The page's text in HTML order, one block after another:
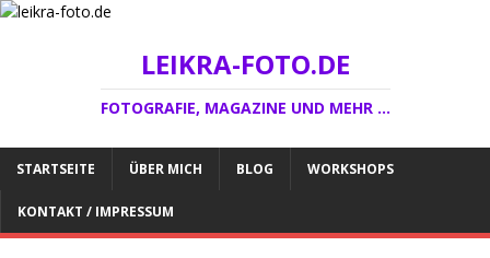
LEIKRA-FOTO.DE
FOTOGRAFIE, MAGAZINE UND MEHR ...
STARTSEITE ÜBER MICH BLOG WORKSHOPS
KONTAKT / IMPRESSUM